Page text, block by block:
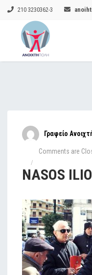
210 3230362-3
Γραφείο
Comments are
NASOS